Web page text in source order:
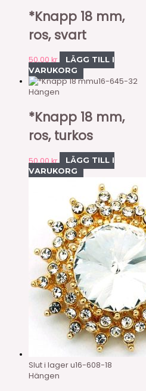
*Knapp 18 mm,
ros, svart
50,00 kr
LÄGG TILL I
VARUKORG
u16-645-32
Hängen
*Knapp 18 mm,
ros, turkos
50,00kr
LÄGG TILL I
VARUKORG
Slut i lageru16-608-18
Hängen